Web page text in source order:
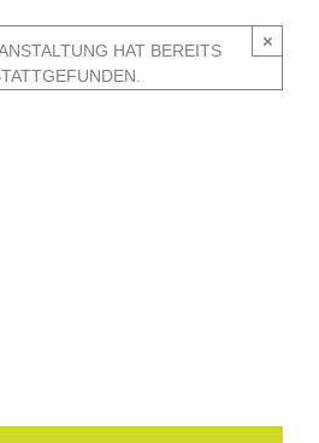
HAT BEREITS
×